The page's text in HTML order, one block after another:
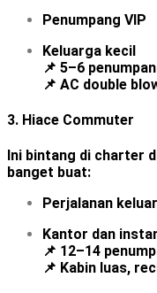
Penumpang VIP
Keluarga kecil
📌 5–6
📌 AC double
3. Hiace Commuter
Ini bintang di charter
banget buat:
Perjalanan
Kantor dan
📌 12–14
📌 Kabin luas,